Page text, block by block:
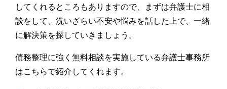
してくれるところもありますので、まずは弁護士に相
談をして、洗いざらい不安や悩みを話した上で、一緒
に解決策を探していきましょう。
債務整理に強く無料相談を実施している弁護士事務所
はこちらで紹介してくれます。